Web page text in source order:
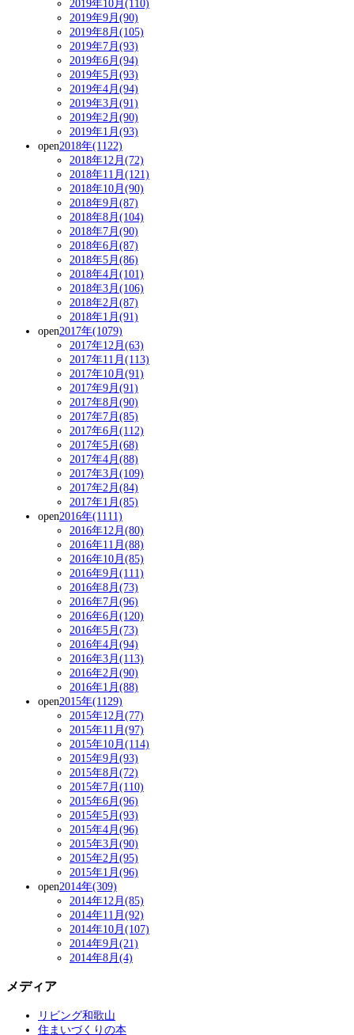
2019年10月(110)
2019年9月(90)
2019年8月(105)
2019年7月(93)
2019年6月(94)
2019年5月(93)
2019年4月(94)
2019年3月(91)
2019年2月(90)
2019年1月(93)
open2018年(1122)
2018年12月(72)
2018年11月(121)
2018年10月(90)
2018年9月(87)
2018年8月(104)
2018年7月(90)
2018年6月(87)
2018年5月(86)
2018年4月(101)
2018年3月(106)
2018年2月(87)
2018年1月(91)
open2017年(1079)
2017年12月(63)
2017年11月(113)
2017年10月(91)
2017年9月(91)
2017年8月(90)
2017年7月(85)
2017年6月(112)
2017年5月(68)
2017年4月(88)
2017年3月(109)
2017年2月(84)
2017年1月(85)
open2016年(1111)
2016年12月(80)
2016年11月(88)
2016年10月(85)
2016年9月(111)
2016年8月(73)
2016年7月(96)
2016年6月(120)
2016年5月(73)
2016年4月(94)
2016年3月(113)
2016年2月(90)
2016年1月(88)
open2015年(1129)
2015年12月(77)
2015年11月(97)
2015年10月(114)
2015年9月(93)
2015年8月(72)
2015年7月(110)
2015年6月(96)
2015年5月(93)
2015年4月(96)
2015年3月(90)
2015年2月(95)
2015年1月(96)
open2014年(309)
2014年12月(85)
2014年11月(92)
2014年10月(107)
2014年9月(21)
2014年8月(4)
メディア
リビング和歌山
住まいづくりの本